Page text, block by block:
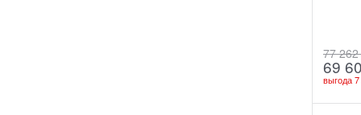
77 262
69
выгода